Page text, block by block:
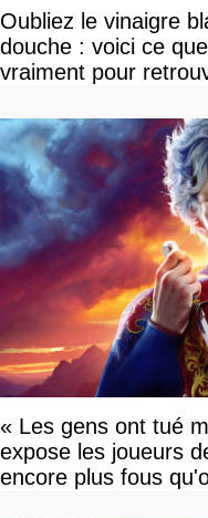
Oubliez le vinaigre
douche : voici ce
vraiment pour
« Les gens ont tué
expose les joueurs
encore plus fous